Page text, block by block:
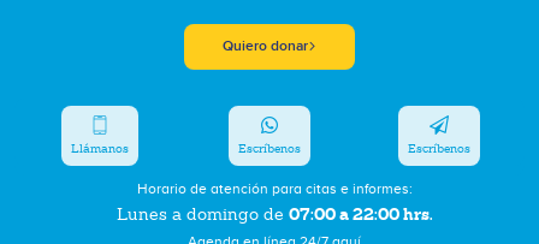
Quiero donar
Horario de atención para citas e informes:
Lunes a domingo de 07:00 a 22:00 hrs.
Llámanos Escríbenos Escríbenos